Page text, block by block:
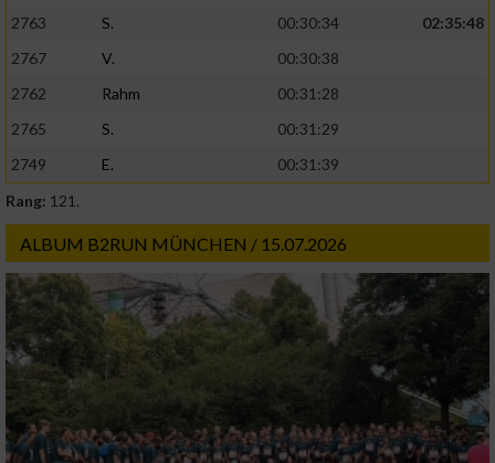
2763
S. 00:30:34
02:35:48
2767
V.
00:30:38
2762
Rahm
00:31:28
2765
S.
00:31:29
2749
E.
00:31:39
Rang: 121.
ALBUM B2RUN MÜNCHEN / 15.07.2026